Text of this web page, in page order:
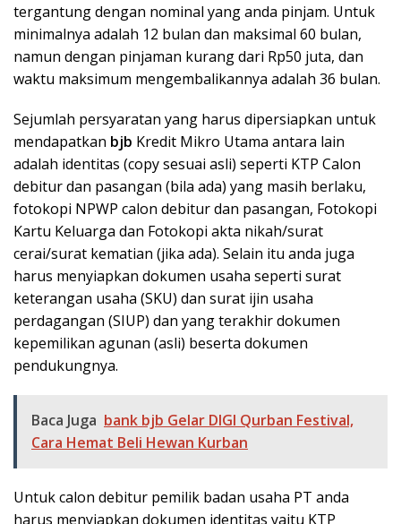
tergantung dengan nominal yang anda pinjam. Untuk
minimalnya adalah 12 bulan dan maksimal 60 bulan,
namun dengan pinjaman kurang dari Rp50 juta, dan
waktu maksimum mengembalikannya adalah 36 bulan.
Sejumlah persyaratan yang harus dipersiapkan untuk
mendapatkan bjb Kredit Mikro Utama antara lain
adalah identitas (copy sesuai asli) seperti KTP Calon
debitur dan pasangan (bila ada) yang masih berlaku,
fotokopi NPWP calon debitur dan pasangan, Fotokopi
Kartu Keluarga dan Fotokopi akta nikah/surat
cerai/surat kematian (jika ada). Selain itu anda juga
harus menyiapkan dokumen usaha seperti surat
keterangan usaha (SKU) dan surat ijin usaha
perdagangan (SIUP) dan yang terakhir dokumen
kepemilikan agunan (asli) beserta dokumen
pendukungnya.
Baca Juga bank bjb Gelar DIGI Qurban Festival,
Cara Hemat Beli Hewan Kurban
Untuk calon debitur pemilik badan usaha PT anda
harus menyiapkan dokumen identitas yaitu KTP